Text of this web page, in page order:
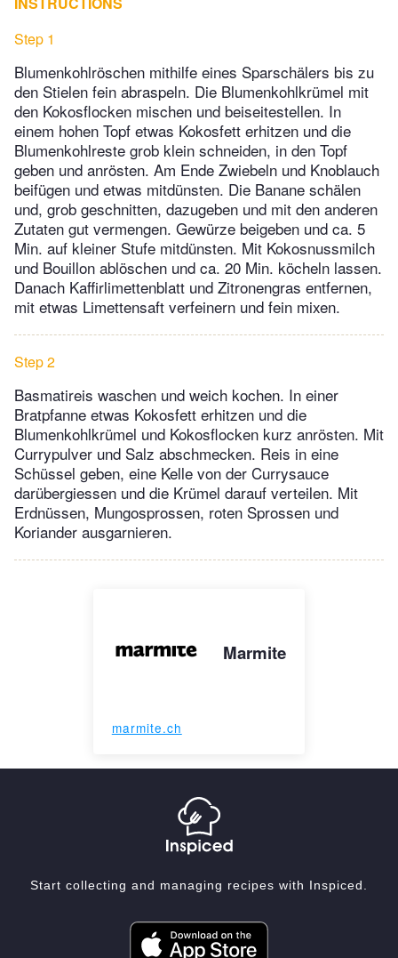
Step 1
Blumenkohlröschen mithilfe eines Sparschälers bis zu
den Stielen fein abraspeln. Die Blumenkohlkrümel mit
den Kokosflocken mischen und beiseitestellen. In
einem hohen Topf etwas Kokosfett erhitzen und die
Blumenkohlreste grob klein schneiden, in den Topf
geben und anrösten. Am Ende Zwiebeln und Knoblauch
beifügen und etwas mitdünsten. Die Banane schälen
und, grob geschnitten, dazugeben und mit den anderen
Zutaten gut vermengen. Gewürze beigeben und ca. 5
Min. auf kleiner Stufe mitdünsten. Mit Kokosnussmilch
und Bouillon ablöschen und ca. 20 Min. köcheln lassen.
Danach Kaffirlimettenblatt und Zitronengras entfernen,
mit etwas Limettensaft verfeinern und fein mixen.
Step 2
Basmatireis waschen und weich kochen. In einer
Bratpfanne etwas Kokosfett erhitzen und die
Blumenkohlkrümel und Kokosflocken kurz anrösten. Mit
Currypulver und Salz abschmecken. Reis in eine
Schüssel geben, eine Kelle von der Currysauce
darübergiessen und die Krümel darauf verteilen. Mit
Erdnüssen, Mungosprossen, roten Sprossen und
Koriander ausgarnieren.
Marmite
marmite.ch
Start collecting and managing recipes with Inspiced.